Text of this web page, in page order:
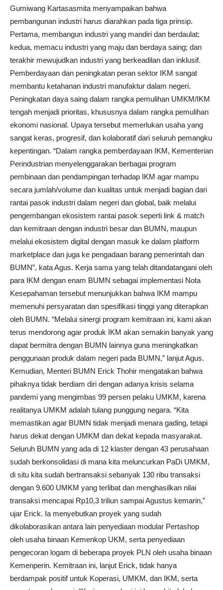
Gumiwang Kartasasmita menyampaikan bahwa
pembangunan industri harus diarahkan pada tiga prinsip.
Pertama, membangun industri yang mandiri dan berdaulat;
kedua, memacu industri yang maju dan berdaya saing; dan
terakhir mewujudkan industri yang berkeadilan dan inklusif.
Pemberdayaan dan peningkatan peran sektor IKM sangat
membantu ketahanan industri manufaktur dalam negeri.
Peningkatan daya saing dalam rangka pemulihan UMKM/IKM
tengah menjadi prioritas, khususnya dalam rangka pemulihan
ekonomi nasional. Upaya tersebut memerlukan usaha yang
sangat keras, progresif, dan kolaboratif dari seluruh pemangku
kepentingan. “Dalam rangka pemberdayaan IKM, Kementerian
Perindustrian menyelenggarakan berbagai program
pembinaan dan pendampingan terhadap IKM agar mampu
secara jumlah/volume dan kualitas untuk menjadi bagian dari
rantai pasok industri dalam negeri dan global, baik melalui
pengembangan ekosistem rantai pasok seperti link & match
dan kemitraan dengan industri besar dan BUMN, maupun
melalui ekosistem digital dengan masuk ke dalam platform
marketplace dan juga ke pengadaan barang pemerintah dan
BUMN”, kata Agus. Kerja sama yang telah ditandatangani oleh
para IKM dengan enam BUMN sebagai implementasi Nota
Kesepahaman tersebut menunjukkan bahwa IKM mampu
memenuhi persyaratan dan spesifikasi tinggi yang diterapkan
oleh BUMN. “Melalui sinergi program kemitraan ini, kami akan
terus mendorong agar produk IKM akan semakin banyak yang
dapat bermitra dengan BUMN lainnya guna meningkatkan
penggunaan produk dalam negeri pada BUMN,” lanjut Agus.
Kemudian, Menteri BUMN Erick Thohir mengatakan bahwa
pihaknya tidak berdiam diri dengan adanya krisis selama
pandemi yang mengimbas 99 persen pelaku UMKM, karena
realitanya UMKM adalah tulang punggung negara. “Kita
memastikan agar BUMN tidak menjadi menara gading, tetapi
harus dekat dengan UMKM dan dekat kepada masyarakat.
Seluruh BUMN yang ada di 12 klaster dengan 43 perusahaan
sudah berkonsolidasi di mana kita meluncurkan PaDi UMKM,
di situ kita sudah bertransaksi sebanyak 130 ribu transaksi
dengan 9.600 UMKM yang terlibat dan menghasilkan nilai
transaksi mencapai Rp10,3 triliun sampai Agustus kemarin,”
ujar Erick. Ia menyebutkan proyek yang sudah
dikolaborasikan antara lain penyediaan modular Pertashop
oleh usaha binaan Kemenkop UKM, serta penyediaan
pengecoran logam di beberapa proyek PLN oleh usaha binaan
Kemenperin. Kemitraan ini, lanjut Erick, tidak hanya
berdampak positif untuk Koperasi, UMKM, dan IKM, serta